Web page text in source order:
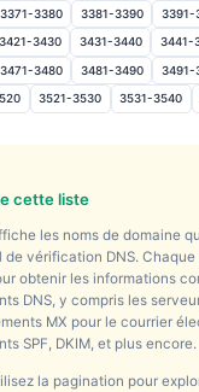
3371-3380 3381-3390 3391-
3421-3430 3431-3440 3441-
3471-3480 3481-3490 3491-
3521-3530 3531-3540
cette liste
les noms de domaine
de vérification DNS.
obtenir les informations
DNS, y compris les
MX pour le courrier
SPF, DKIM, et plus encore.
la pagination pour